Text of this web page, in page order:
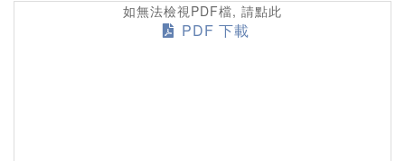
如無法檢視PDF檔, 請點此
PDF 下載